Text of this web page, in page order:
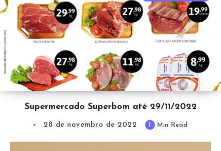
Supermercado Superbom até 29/11/2022
28 de novembro de 2022 1 Min Read